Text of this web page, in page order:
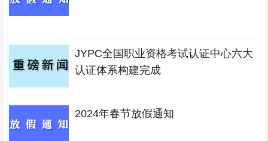
JYPC全国职业资格考试认证中心六大
认证体系构建完成
2024年春节放假通知